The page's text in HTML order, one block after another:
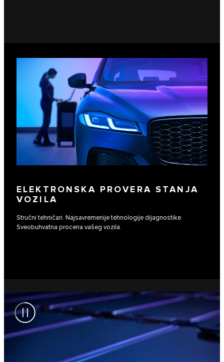
ELEKTRONSKA PROVERA STANJA
VOZILA
Stručni tehničari. Najsavremenije tehnologije dijagnostike.
Sveobuhvatna procena vašeg vozila.